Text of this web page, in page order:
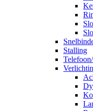
Stalling